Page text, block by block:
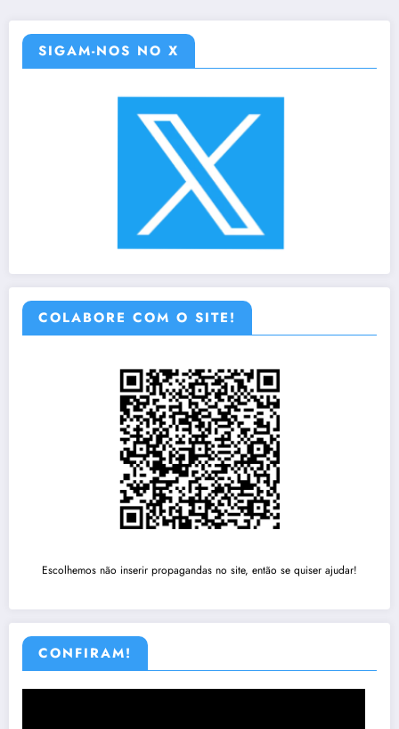
SIGAM-NOS NO X
COLABORE COM O SITE!
Escolhemos não inserir propagandas no site, então se quiser ajudar!
CONFIRAM!